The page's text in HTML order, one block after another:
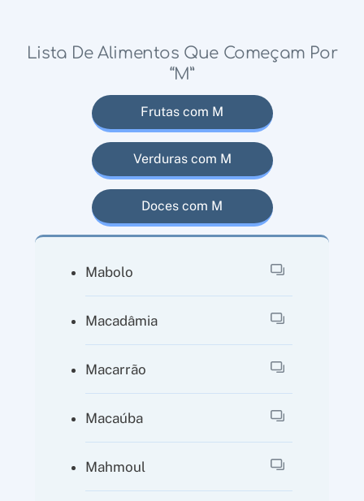
Lista De Alimentos Que Começam Por
“M”
Frutas com M
Verduras com M
Doces com M
Mabolo
Macadâmia
Macarrão
Macaúba
Mahmoul